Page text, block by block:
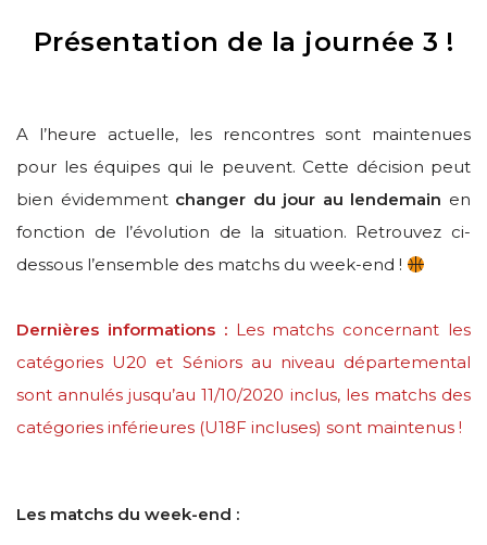
Présentation de la journée 3 !
A l’heure actuelle, les rencontres sont maintenues
pour les équipes qui le peuvent. Cette décision peut
bien évidemment changer du jour au lendemain en
fonction de l’évolution de la situation. Retrouvez ci-
dessous l’ensemble des matchs du week-end !
Dernières informations :Les matchs concernant les
catégories U20 et Séniors au niveau départemental
sont annulés jusqu’au 11/10/2020 inclus, les matchs des
catégories inférieures (U18F incluses) sont maintenus !
Les matchs du week-end :